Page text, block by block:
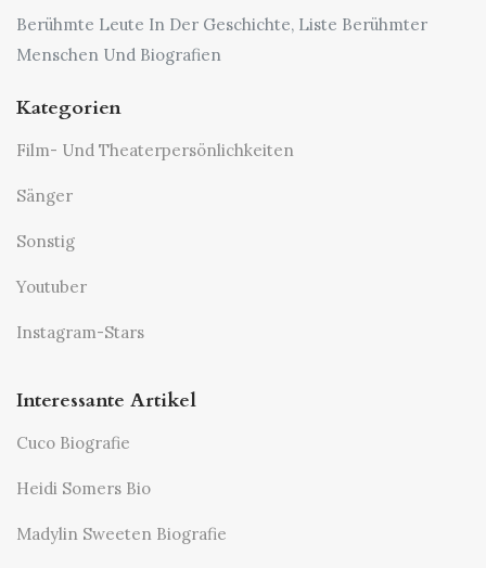
Berühmte Leute In Der Geschichte, Liste Berühmter
Menschen Und Biografien
Kategorien
Film- Und Theaterpersönlichkeiten
Sänger
Sonstig
Youtuber
Instagram-Stars
Interessante Artikel
Cuco Biografie
Heidi Somers Bio
Madylin Sweeten Biografie